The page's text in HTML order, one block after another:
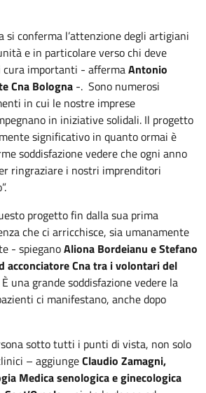
si conferma l’attenzione degli artigiani
e in particolare verso chi deve
importanti - affermaAntonio
Cna Bologna -. Sono numerosi
in cui le nostre imprese
in iniziative solidali. Il progetto
significativo in quanto ormai è
soddisfazione vedere che ogni anno
ringraziare i nostri imprenditori
progetto fin dalla sua prima
che ci arricchisce, sia umanamente
- spieganoAliona Bordeianu e Stefano
acconciatore Cna tra i volontari del
una grande soddisfazione vedere la
ci manifestano, anche dopo
sotto tutti i punti di vista, non solo
– aggiungeClaudio Zamagni,
Medica senologica e ginecologica